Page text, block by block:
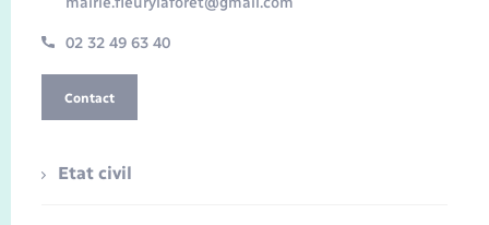
02 32 49 63 40
Contact
Etat civil